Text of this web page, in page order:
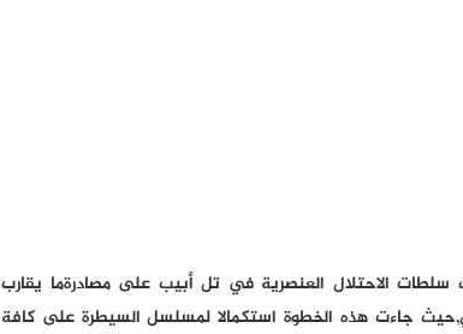
الاحتلال العنصرية في تل أبيب على مصادرةما يقارب
جاءت هذه الخطوة استكمالا لمسلسل السيطرة على كافة